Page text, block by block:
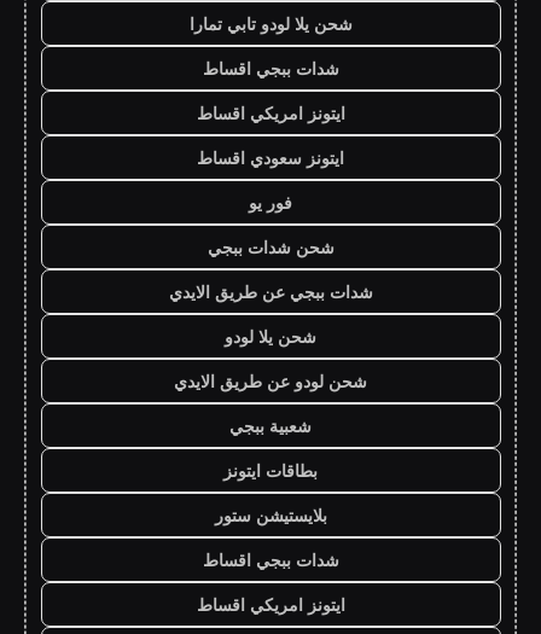
شحن يلا لودو تابي تمارا
شدات ببجي اقساط
ايتونز امريكي اقساط
ايتونز سعودي اقساط
فور يو
شحن شدات ببجي
شدات ببجي عن طريق الايدي
شحن يلا لودو
شحن لودو عن طريق الايدي
شعبية ببجي
بطاقات ايتونز
بلايستيشن ستور
شدات ببجي اقساط
ايتونز امريكي اقساط